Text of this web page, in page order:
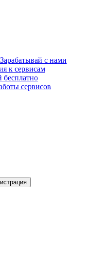
Зарабатывай с нами
к сервисам
бесплатно
сервисов